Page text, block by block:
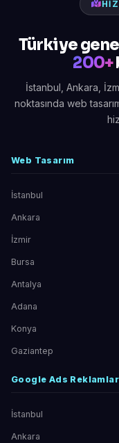
Türkiye
200+
İstanbul, Ankara,
noktasında web
Web Tasarım
İstanbul
Ankara
İzmir
Bursa
Antalya
Adana
Konya
Gaziantep
Google Ads
İstanbul
Ankara